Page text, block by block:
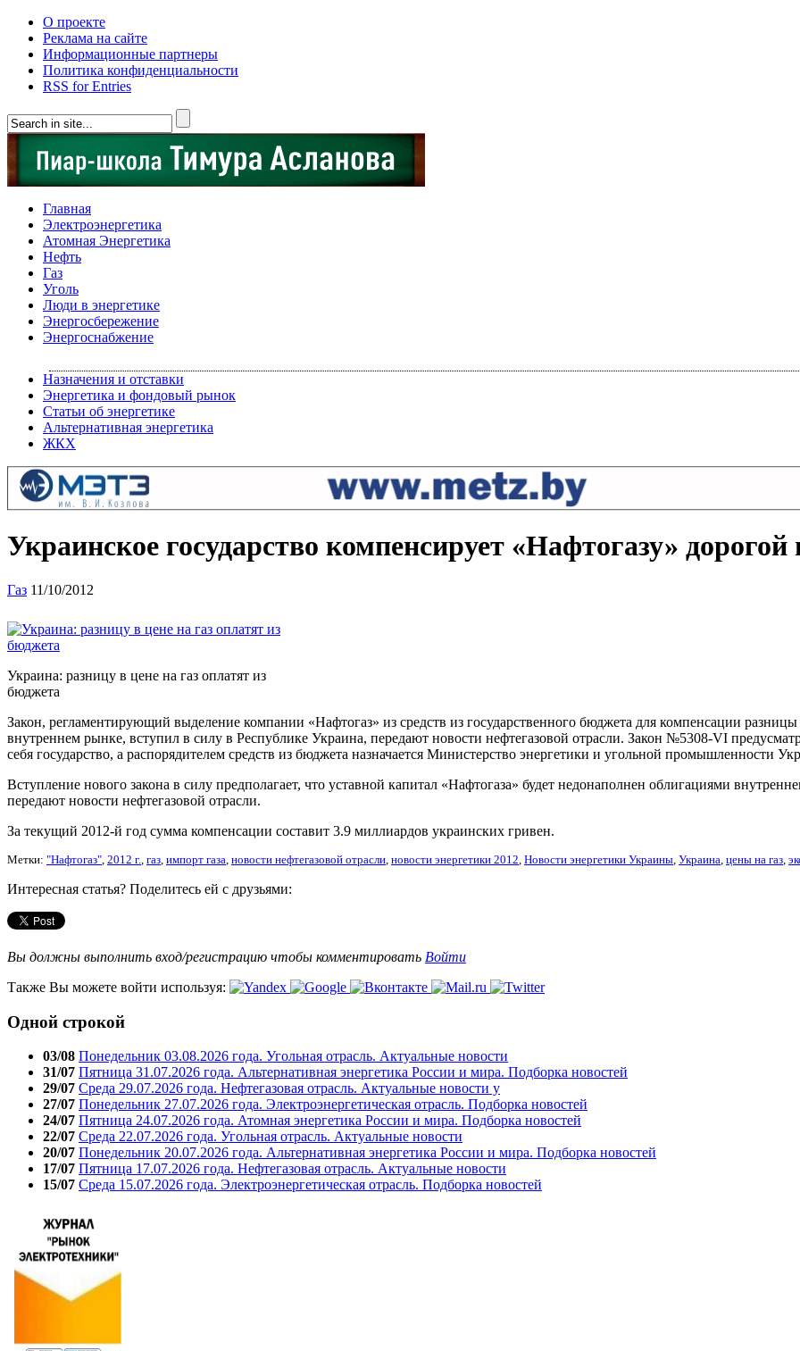
О проекте
Реклама на сайте
Информационные партнеры
Политика конфиденциальности
RSS for Entries
Главная
Электроэнергетика
Атомная Энергетика
Нефть
Газ
Уголь
Люди в энергетике
Энергосбережение
Энергоснабжение
Назначения и отставки
Энергетика и фондовый рынок
Статьи об энергетике
Альтернативная энергетика
ЖКХ
Украинское государство компенсирует «Нафтогазу» дорогой
Газ 11/10/2012
Украина: разницу в цене на газ оплатят из
бюджета
Закон, регламентирующий выделение компании «Нафтогаз» из средств из государственного бюджета для компенсации
внутреннем рынке, вступил в силу в Республике Украина, передают новости нефтегазовой отрасли. Закон №5308-VI
себя государство, а распорядителем средств из бюджета назначается Министерство энергетики и угольной промышленности
Вступление нового закона в силу предполагает, что уставной капитал «Нафтогаза» будет недонаполнен облигациями
передают новости нефтегазовой отрасли.
За текущий 2012-й год сумма компенсации составит 3.9 миллиардов украинских гривен.
Метки: "Нафтогаз", 2012 г., газ, импорт газа, новости нефтегазовой отрасли, новости энергетики 2012, Новости энергетики Украины, Украина, цены на газ,
Интересная статья? Поделитесь ей с друзьями:
Вы должны выполнить вход/регистрацию чтобы комментировать Войти
Также Вы можете войти используя:
Одной строкой
03/08 Понедельник 03.08.2026 года. Угольная отрасль. Актуальные новости
31/07 Пятница 31.07.2026 года. Альтернативная энергетика России и мира. Подборка новостей
29/07 Среда 29.07.2026 года. Нефтегазовая отрасль. Актуальные новости у
27/07 Понедельник 27.07.2026 года. Электроэнергетическая отрасль. Подборка новостей
24/07 Пятница 24.07.2026 года. Атомная энергетика России и мира. Подборка новостей
22/07 Среда 22.07.2026 года. Угольная отрасль. Актуальные новости
20/07 Понедельник 20.07.2026 года. Альтернативная энергетика России и мира. Подборка новостей
17/07 Пятница 17.07.2026 года. Нефтегазовая отрасль. Актуальные новости
15/07 Среда 15.07.2026 года. Электроэнергетическая отрасль. Подборка новостей